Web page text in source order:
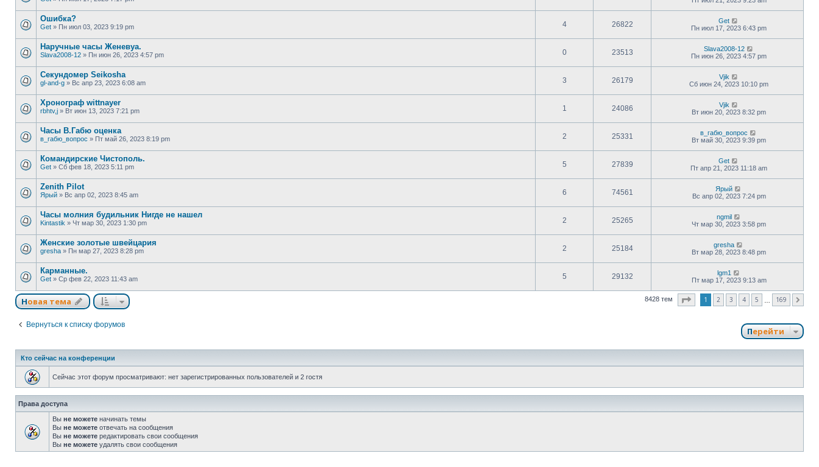
Ошибка?
Get » Пн июл 03, 2023 9:19 pm 4 26822
Get
Пн июл 17, 2023 6:43 pm
Наручные часы Женевуа.
Slava2008-12 » Пн июн 26, 2023 4:57 pm 0 23513
Slava2008-12
Пн июн 26, 2023 4:57 pm
Секундомер Seikosha
gl-and-g » Вс апр 23, 2023 6:08 am 3 26179
Vjik
Сб июн 24, 2023 10:10 pm
Хронограф wittnayer
rbhtv,j » Вт июн 13, 2023 7:21 pm 1 24086
Vjik
Вт июн 20, 2023 8:32 pm
Часы В.Габю оценка
в_габю_вопрос » Пт май 26, 2023 8:19 pm 2 25331
в_габю_вопрос
Вт май 30, 2023 9:39 pm
Командирские Чистополь.
Get » Сб фев 18, 2023 5:11 pm 5 27839
Get
Пт апр 21, 2023 11:18 am
Zenith Pilot
Ярый » Вс апр 02, 2023 8:45 am 6 74561
Ярый
Вс апр 02, 2023 7:24 pm
Часы молния будильник Нигде не нашел
Kintastik » Чт мар 30, 2023 1:30 pm 2 25265
ngmil
Чт мар 30, 2023 3:58 pm
Женские золотые швейцария
gresha » Пн мар 27, 2023 8:28 pm 2 25184
gresha
Вт мар 28, 2023 8:48 pm
Карманные.
Get » Ср фев 22, 2023 11:43 am 5 29132
lgm1
Пт мар 17, 2023 9:13 am
Новая тема 8428 тем Страница из169
1 2 3 4 5 169
Вернуться к списку форумов
Перейти
Кто сейчас на конференции
Сейчас этот форум просматривают: нет зарегистрированных пользователей и 2 гостя
Права доступа
Вы не можете начинать темы
Вы не можете отвечать на сообщения
Вы не можете редактировать свои сообщения
Вы не можете удалять свои сообщения